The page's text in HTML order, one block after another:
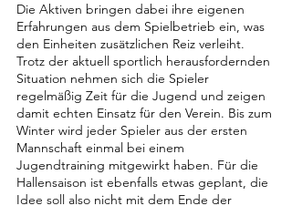
Die Aktiven bringen dabei ihre eigenen
Erfahrungen aus dem Spielbetrieb ein, was
den Einheiten zusätzlichen Reiz verleiht.
Trotz der aktuell sportlich herausfordernden
Situation nehmen sich die Spieler
regelmäßig Zeit für die Jugend und zeigen
damit echten Einsatz für den Verein. Bis zum
Winter wird jeder Spieler aus der ersten
Mannschaft einmal bei einem
Jugendtraining mitgewirkt haben. Für die
Hallensaison ist ebenfalls etwas geplant, die
Idee soll also nicht mit dem Ende der